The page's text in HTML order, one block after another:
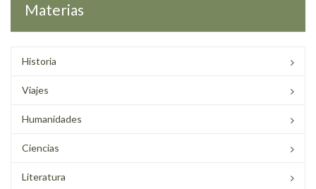
Materias
Historia
Viajes
Humanidades
Ciencias
Literatura